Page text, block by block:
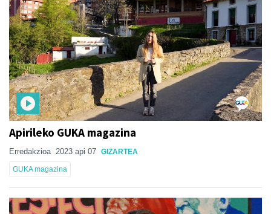
Apirileko GUKA magazina
Erredakzioa 2023 api 07 GIZARTEA
GUKA magazina